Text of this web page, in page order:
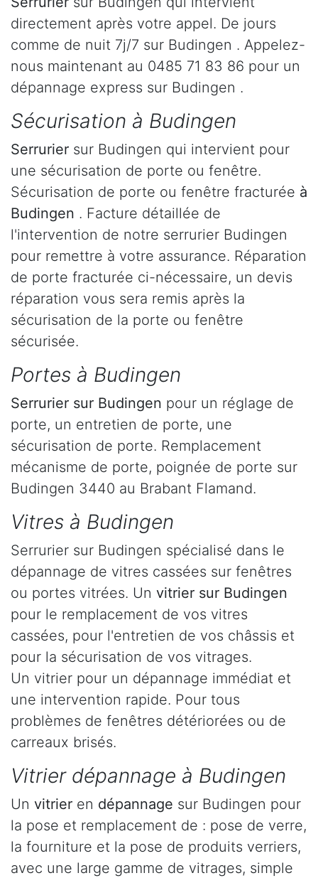
directement après votre appel. De jours
comme de nuit 7j/7 sur Budingen . Appelez-
nous maintenant au 0485 71 83 86 pour un
dépannage express sur Budingen .
Sécurisation à Budingen
Serrurier sur Budingen qui intervient pour
une sécurisation de porte ou fenêtre.
Sécurisation de porte ou fenêtre fracturée à
Budingen . Facture détaillée de
l'intervention de notre serrurier Budingen
pour remettre à votre assurance. Réparation
de porte fracturée ci-nécessaire, un devis
réparation vous sera remis après la
sécurisation de la porte ou fenêtre
sécurisée.
Portes à Budingen
Serrurier sur Budingen pour un réglage de
porte, un entretien de porte, une
sécurisation de porte. Remplacement
mécanisme de porte, poignée de porte sur
Budingen 3440 au Brabant Flamand.
Vitres à Budingen
Serrurier sur Budingen spécialisé dans le
dépannage de vitres cassées sur fenêtres
ou portes vitrées. Un vitrier sur Budingen
pour le remplacement de vos vitres
cassées, pour l'entretien de vos châssis et
pour la sécurisation de vos vitrages.
Un vitrier pour un dépannage immédiat et
une intervention rapide. Pour tous
problèmes de fenêtres détériorées ou de
carreaux brisés.
Vitrier dépannage à Budingen
Un vitrier en dépannage sur Budingen pour
la pose et remplacement de : pose de verre,
la fourniture et la pose de produits verriers,
avec une large gamme de vitrages, simple